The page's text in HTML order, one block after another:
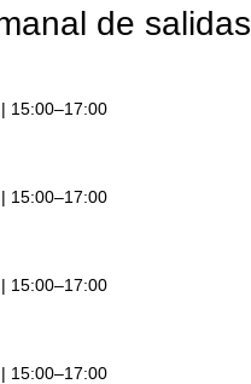
de salidas
15:00–17:00
15:00–17:00
15:00–17:00
15:00–17:00